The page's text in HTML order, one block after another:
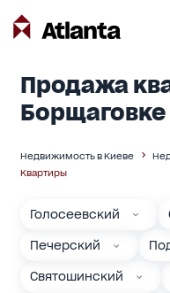
Продажа
Борщаговке
Недвижимость в Киеве
Квартиры
Голосеевский
Печерский
Святошинский